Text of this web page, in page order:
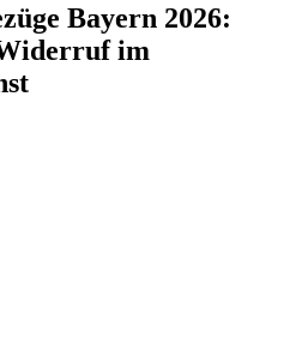
Bayern 2026:
im